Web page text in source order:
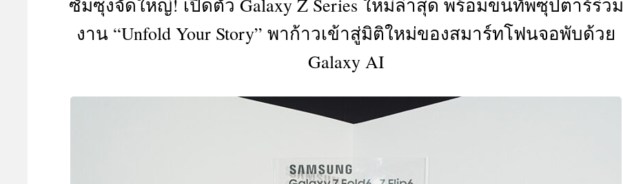
ACTIVITIES
&
ซัมซุงจัดใหญ่! เปิดตัว Galaxy Z Series ใหม่ล่าสุด พร้อมขนทัพซุปตาร์ร่วม
งาน “Unfold Your Story” พาก้าวเข้าสู่มิติใหม่ของสมาร์ทโฟนจอพับด้วย
Galaxy AI